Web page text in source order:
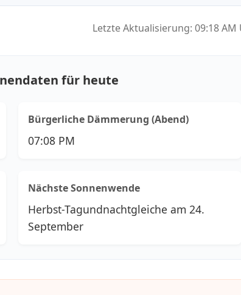
Letzte Aktualisierung: 09:18 AM
für heute
Bürgerliche Dämmerung (Abend)
07:08 PM
Nächste Sonnenwende
Herbst-Tagundnachtgleiche am 24.
September